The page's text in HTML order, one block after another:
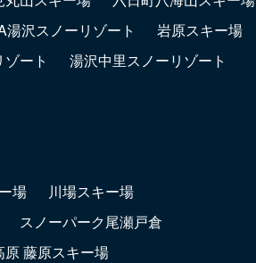
湯沢スノーリゾート
岩原スキー場
ート
湯沢中里スノーリゾート
場
川場スキー場
スノーパーク尾瀬戸倉
原 藤原スキー場